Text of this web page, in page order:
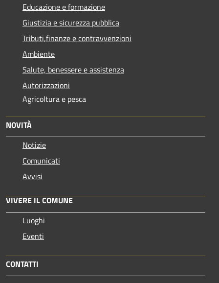
Educazione e formazione
Giustizia e sicurezza pubblica
Tributi,finanze e contravvenzioni
Ambiente
Salute, benessere e assistenza
Autorizzazioni
Agricoltura e pesca
NOVITÀ
Notizie
Comunicati
Avvisi
VIVERE IL COMUNE
Luoghi
Eventi
CONTATTI